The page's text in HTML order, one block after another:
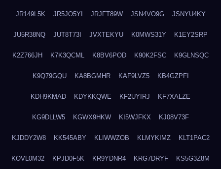
JR149L5K JR5JO5YI JRJFT89W JSN4VO9G JSNYU4KY
JU5R38NQ JUT8T73I JVXTEKYU K0MWS31Y K1EY2SRP
K2Z766JH K7K3QCML K8BV6POD K90K2FSC K9GLNSQC
K9Q79GQU KA8BGMHR KAF9LVZ5 KB4GZPFI
KDH9KMAD KDYKKQWE KF2UYIRJ KF7XALZE
KG9DLLW5 KGWX9HKW KI5WJFKX KJ08V73F
KJDDY2W8 KK545ABY KLIWWZOB KLMYKIMZ KLT1PAC2
KOVL0M32 KPJD0F5K KR9YDNR4 KRG7DRYF KS5G3Z8M